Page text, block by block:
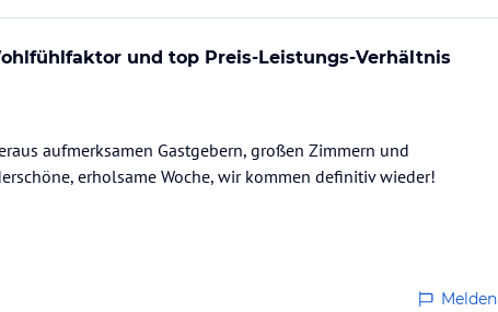
und top Preis-Leistungs-Verhältnis
aufmerksamen Gastgebern, großen Zimmern und
erholsame Woche, wir kommen definitiv wieder!
Melden